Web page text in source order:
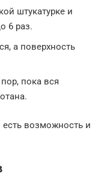
штукатурке и
6 раз.
а поверхность
пока вся
есть возможность и